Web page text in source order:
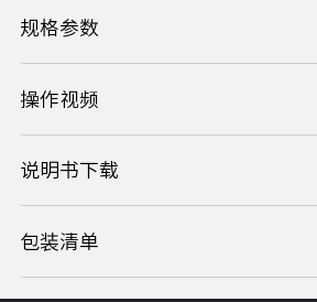
规格参数
操作视频
说明书下载
包装清单